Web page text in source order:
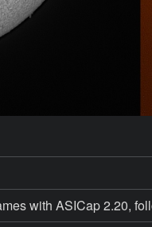
with ASICap 2.20,